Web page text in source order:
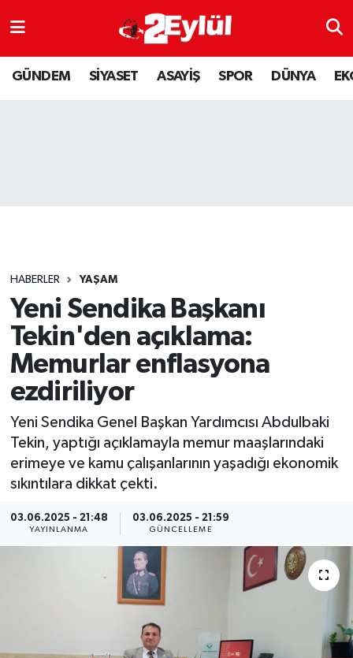
GÜNDEM SİYASET ASAYİŞ SPOR DÜNYA
HABERLER YAŞAM
Yeni Sendika Başkanı
Tekin'den açıklama:
Memurlar enflasyona
ezdiriliyor
Yeni Sendika Genel Başkan Yardımcısı Abdulbaki
Tekin, yaptığı açıklamayla memur maaşlarındaki
erimeye ve kamu çalışanlarının yaşadığı ekonomik
sıkıntılara dikkat çekti.
03.06.2025 - 21:48
YAYINLANMA
03.06.2025 - 21:59
GÜNCELLEME
ASAYİŞ
DÜNYA
SPOR
YAŞAM
Nöbetçi Eczaneler
Hava Durumu
Son Dakika Haberleri
Haber Arşivi